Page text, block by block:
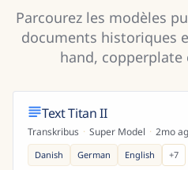
Parcourez les modèles
documents historiques
hand,
Text Titan II
Transkribus · Super Model · 2mo
Danish German English +7